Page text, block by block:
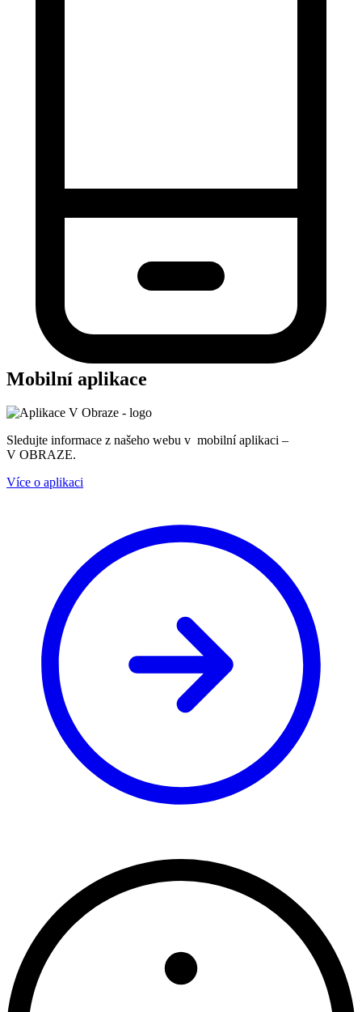
Mobilní aplikace
Sledujte informace z našeho webu v mobilní aplikaci –
V OBRAZE.
Více o aplikaci